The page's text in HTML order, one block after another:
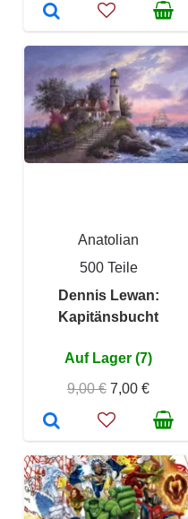
Anatolian
500 Teile
Dennis Lewan:
Kapitänsbucht
Auf Lager (7)
9,00 € 7,00 €